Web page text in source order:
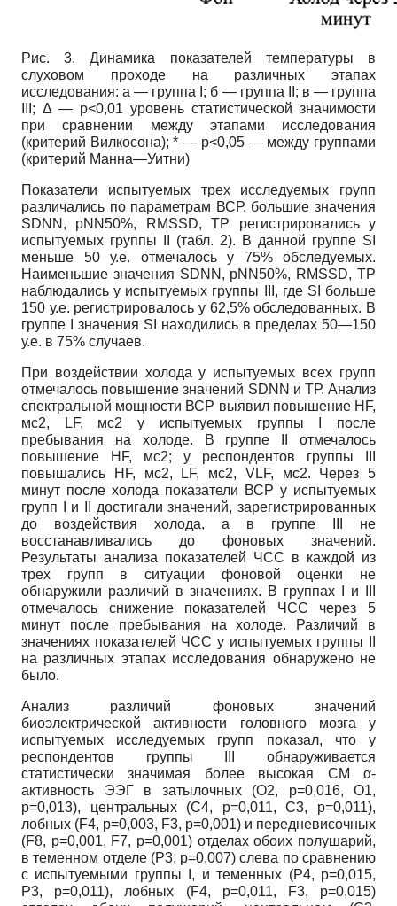
Рис. 3. Динамика показателей температуры в
слуховом проходе на различных этапах
исследования: а — группа I; б — группа II; в — группа
III; Δ — p<0,01 уровень статистической значимости
при сравнении между этапами исследования
(критерий Вилкосона); * — p<0,05 — между группами
(критерий Манна—Уитни)
Показатели испытуемых трех исследуемых групп
различались по параметрам ВСР, большие значения
SDNN, pNN50%, RMSSD, ТР регистрировались у
испытуемых группы II (табл. 2). В данной группе SI
меньше 50 у.е. отмечалось у 75% обследуемых.
Наименьшие значения SDNN, pNN50%, RMSSD, ТР
наблюдались у испытуемых группы III, где SI больше
150 у.е. регистрировалось у 62,5% обследованных. В
группе I значения SI находились в пределах 50—150
у.е. в 75% случаев.
При воздействии холода у испытуемых всех групп
отмечалось повышение значений SDNN и ТР. Анализ
спектральной мощности ВСР выявил повышение HF,
мс2, LF, мс2 у испытуемых группы I после
пребывания на холоде. В группе II отмечалось
повышение HF, мс2; у респондентов группы III
повышались HF, мс2, LF, мс2, VLF, мс2. Через 5
минут после холода показатели ВСР у испытуемых
групп I и II достигали значений, зарегистрированных
до воздействия холода, а в группе III не
восстанавливались до фоновых значений.
Результаты анализа показателей ЧСС в каждой из
трех групп в ситуации фоновой оценки не
обнаружили различий в значениях. В группах I и III
отмечалось снижение показателей ЧСС через 5
минут после пребывания на холоде. Различий в
значениях показателей ЧСС у испытуемых группы II
на различных этапах исследования обнаружено не
было.
Анализ различий фоновых значений
биоэлектрической активности головного мозга у
испытуемых исследуемых групп показал, что у
респондентов группы III обнаруживается
статистически значимая более высокая СМ α-
активность ЭЭГ в затылочных (О2, р=0,016, О1,
р=0,013), центральных (С4, р=0,011, С3, р=0,011),
лобных (F4, р=0,003, F3, р=0,001) и передневисочных
(F8, р=0,001, F7, р=0,001) отделах обоих полушарий,
в теменном отделе (P3, р=0,007) слева по сравнению
с испытуемыми группы I, и теменных (Р4, р=0,015,
Р3, р=0,011), лобных (F4, р=0,011, F3, р=0,015)